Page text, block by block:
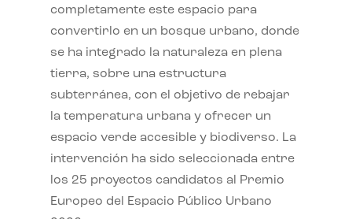
completamente este espacio para
convertirlo en un bosque urbano, donde
se ha integrado la naturaleza en plena
tierra, sobre una estructura
subterránea, con el objetivo de rebajar
la temperatura urbana y ofrecer un
espacio verde accesible y biodiverso. La
intervención ha sido seleccionada entre
los 25 proyectos candidatos al Premio
Europeo del Espacio Público Urbano